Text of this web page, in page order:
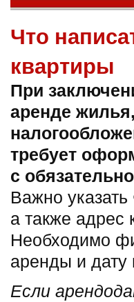
Что
квартиры
При
аренде жилья,
требует
с
Важно
а также адрес
Необходимо
аренды и дату
Если